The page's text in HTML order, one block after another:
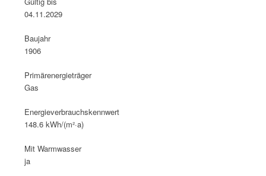
04.11.2029
Baujahr
1906
Primärenergieträger
Gas
Energie­verbrauchs­kennwert
148.6 kWh/(m²·a)
Mit Warmwasser
ja